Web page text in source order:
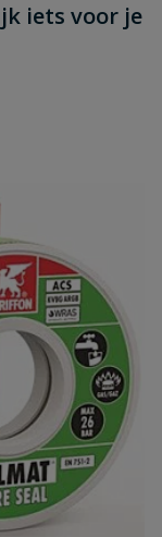
iets voor je